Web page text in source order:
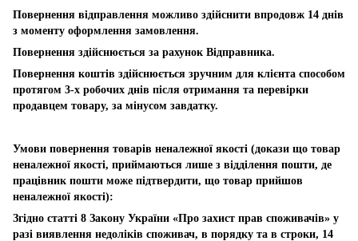
Повернення відправлення можливо здійснити впродовж 14 днів
з моменту оформлення замовлення.
Повернення здійснюється за рахунок Відправника.
Повернення коштів здійснюється зручним для клієнта способом
протягом 3-х робочих днів після отримання та перевірки
продавцем товару, за мінусом завдатку.
Умови повернення товарів неналежної якості (докази що товар
неналежної якості, приймаються лише з відділення пошти, де
працівник пошти може підтвердити, що товар прийшов
неналежної якості):
Згідно статті 8 Закону України «Про захист прав споживачів» у
разі виявлення недоліків споживач, в порядку та в строки, 14